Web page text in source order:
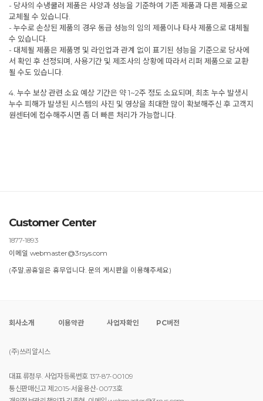
- 당사의 수냉쿨러 제품은 사양과 성능을 기준하여 기존 제품과 다른 제품으로
교체될 수 있습니다.
- 누수로 손상된 제품의 경우 동급 성능의 임의 제품이나 타사 제품으로 대체될
수 있습니다.
- 대체될 제품은 제품명 및 라인업과 관계 없이 표기된 성능을 기준으로 당사에
서 확인 후 선정되며, 사용기간 및 제조사의 상황에 따라서 리퍼 제품으로 교환
될 수도 있습니다.
4. 누수 보상 관련 소요 예상 기간은 약 1~2주 정도 소요되며, 최초 누수 발생시
누수 피해가 발생된 시스템의 사진 및 영상을 최대한 많이 확보해주신 후 고객지
원센터에 접수해주시면 좀 더 빠른 처리가 가능합니다.
Customer Center
1877-1893
이메일 webmaster@3rsys.com
(주말,공휴일은 휴무입니다. 문의 게시판을 이용해주세요)
회사소개 이용약관 사업자확인 PC버전
(주)쓰리알시스
대표 류정무. 사업자등록번호 137-87-00109
통신판매신고 제2015-서울용산-0073호